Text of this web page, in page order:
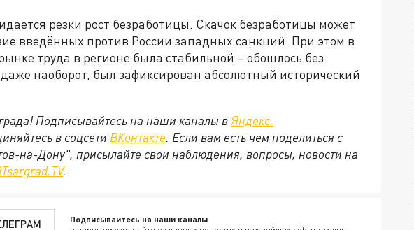
резки рост безработицы. Скачок безработицы может
введённых против России западных санкций. При этом в
труда в регионе была стабильной – обошлось без
наоборот, был зафиксирован абсолютный исторический
Подписывайтесь на наши каналы вЯндекс.
в соцсети ВКонтакте. Если вам есть чем поделиться с
на-Дону", присылайте свои наблюдения, вопросы, новости на
.
Подписывайтесь на наши каналы